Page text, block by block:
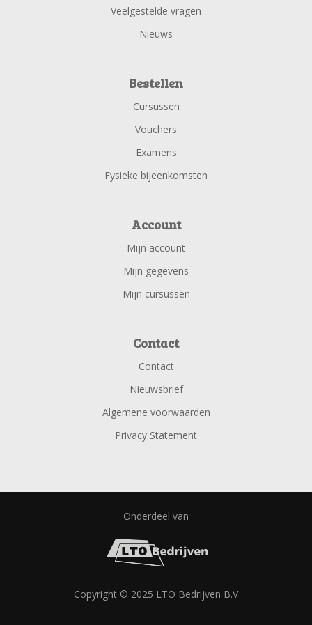
Veelgestelde vragen
Nieuws
Bestellen
Cursussen
Vouchers
Examens
Fysieke bijeenkomsten
Account
Mijn account
Mijn gegevens
Mijn cursussen
Contact
Contact
Nieuwsbrief
Algemene voorwaarden
Privacy Statement
Onderdeel van
Copyright © 2025 LTO Bedrijven B.V